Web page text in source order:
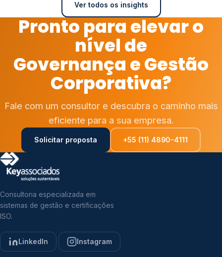
Ver todos os insights
Pronto para elevar o
nível de
Governança e Gestão
Corporativa?
Fale com um consultor e descubra o caminho mais
eficiente para a sua empresa.
Solicitar proposta +55 (11) 4890-4111
Consultoria especializada em
sistemas de gestão e certificações
ISO.
LinkedIn Instagram